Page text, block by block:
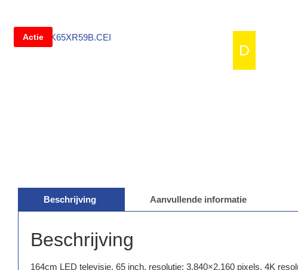
Actie
D
Beschrijving Aanvullende informatie
Beschrijving
164cm LED televisie, 65 inch, resolutie: 3.840×2.160 pixels, 4K